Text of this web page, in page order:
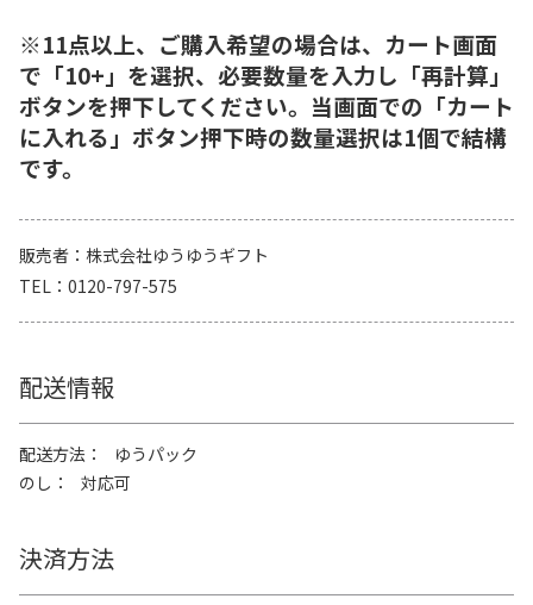
※11点以上、ご購入希望の場合は、カート画面
で「10+」を選択、必要数量を入力し「再計算」
ボタンを押下してください。当画面での「カート
に入れる」ボタン押下時の数量選択は1個で結構
です。
販売者
株式会社ゆうゆうギフト
TEL
0120-797-575
配送情報
配送方法
ゆうパック
のし
対応可
決済方法